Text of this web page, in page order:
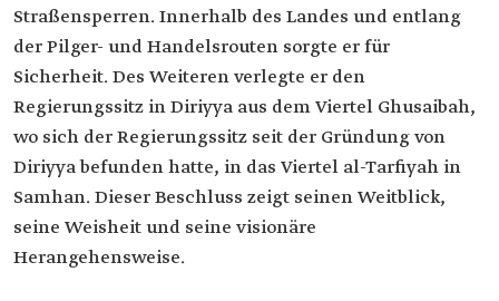
Straßensperren. Innerhalb des Landes und entlang
der Pilger- und Handelsrouten sorgte er für
Sicherheit. Des Weiteren verlegte er den
Regierungssitz in Diriyya aus dem Viertel Ghusaibah,
wo sich der Regierungssitz seit der Gründung von
Diriyya befunden hatte, in das Viertel al-Tarfiyah in
Samhan. Dieser Beschluss zeigt seinen Weitblick,
seine Weisheit und seine visionäre
Herangehensweise.